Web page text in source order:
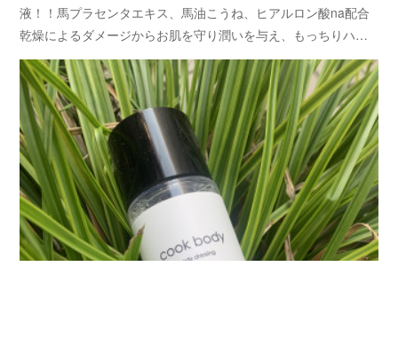
液！！馬プラセンタエキス、馬油こうね、ヒアルロン酸na配合
乾燥によるダメージからお肌を守り潤いを与え、もっちりハ…